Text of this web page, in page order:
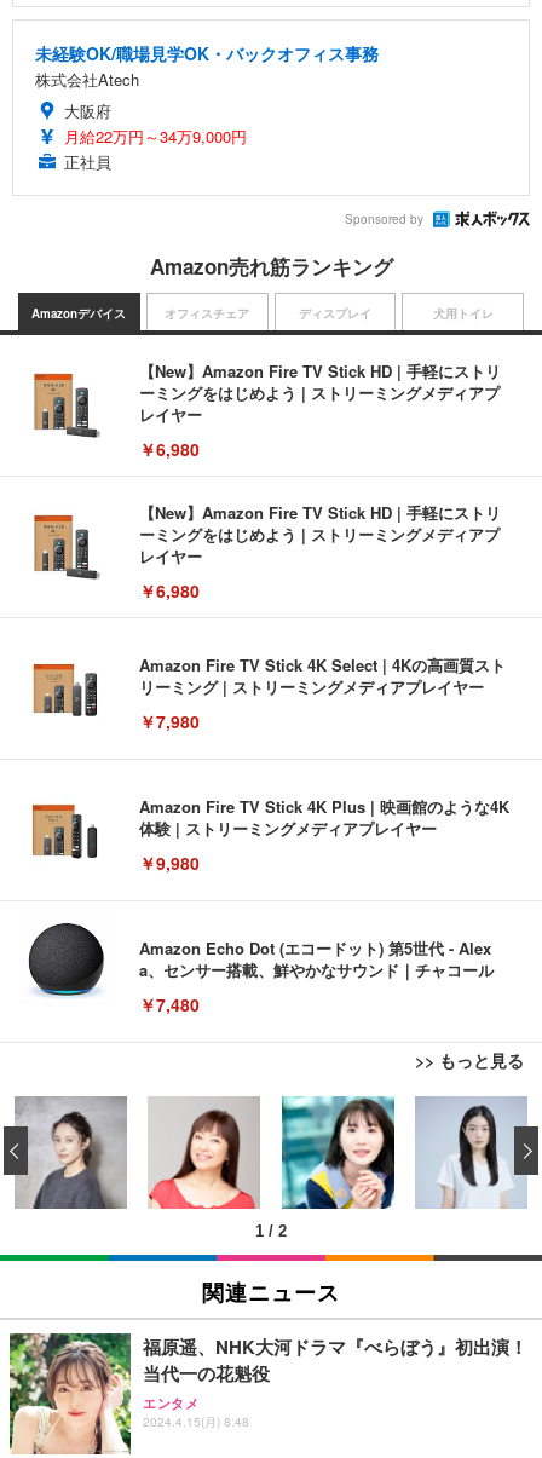
未経験OK/職場見学OK・バックオフィス事務
株式会社Atech
大阪府
月給22万円～34万9,000円
正社員
Sponsored by
Amazon売れ筋ランキング
Amazonデバイス
【New】Amazon Fire TV Stick HD | 手軽にストリ
ーミングをはじめよう | ストリーミングメディアプ
レイヤー
￥6,980
【New】Amazon Fire TV Stick HD | 手軽にストリ
ーミングをはじめよう | ストリーミングメディアプ
レイヤー
￥6,980
Amazon Fire TV Stick 4K Select | 4Kの高画質スト
リーミング | ストリーミングメディアプレイヤー
￥7,980
Amazon Fire TV Stick 4K Plus | 映画館のような4K
体験 | ストリーミングメディアプレイヤー
￥9,980
Amazon Echo Dot (エコードット) 第5世代 - Alex
a、センサー搭載、鮮やかなサウンド｜チャコール
￥7,480
>> もっと見る
オフィスチェア
[EdoErgo] オフィスチェア 椅子 テレワーク 疲れな
い 跳ね上げ式アームレスト コンパクト 約105度ロッ
キング pc 事務椅子 360度回転 座面昇降 強化ナイロ
ン樹脂ベース 通気性メッシュ 在宅ワーク H-WY01
(黒網+黒枠+黒足)
￥5,699
SIHOO B100 オフィスチェア／デスクチェア メッシ
ュチェア 人間工学 疲れない ブラック
￥27,999
ワーク チェア 強化バックレスト 30度ロッキング機
能 人間工学 椅子 腰サポート 90度跳ね上げ式アーム
ディスプレイ
EIZO ビジネス向けプレミアムモニター | FlexScan
EV3240X-WT | 31.5型4K UHD・USB Type-C・ホワ
￥105,595
EIZO ビジネス向けプレミアムモニター | FlexScan
￥109,572
【純正品】27"ゲーミングモニター DualSense 充電
フック付き（CFI-ZDM1J）
犬用トイレ
Amazonベーシック ペットシーツ 薄型 レギュラー 1
回使い捨て 無香料 ホワイト 300枚
￥3,373
Amazonベーシック ペットシーツ 厚型 ワイド 42枚
x2袋(84枚) ホワイト(吸収面:ライトブルー)
￥3,234
ネオ・ルーライフ ネオ・オムツ L 中型犬用 26枚入
り 単品
1 / 2
‹
関連ニュース
福原遥、NHK大河ドラマ『べらぼう』初出演！
当代一の花魁役
エンタメ
2024.4.15(月) 8:48